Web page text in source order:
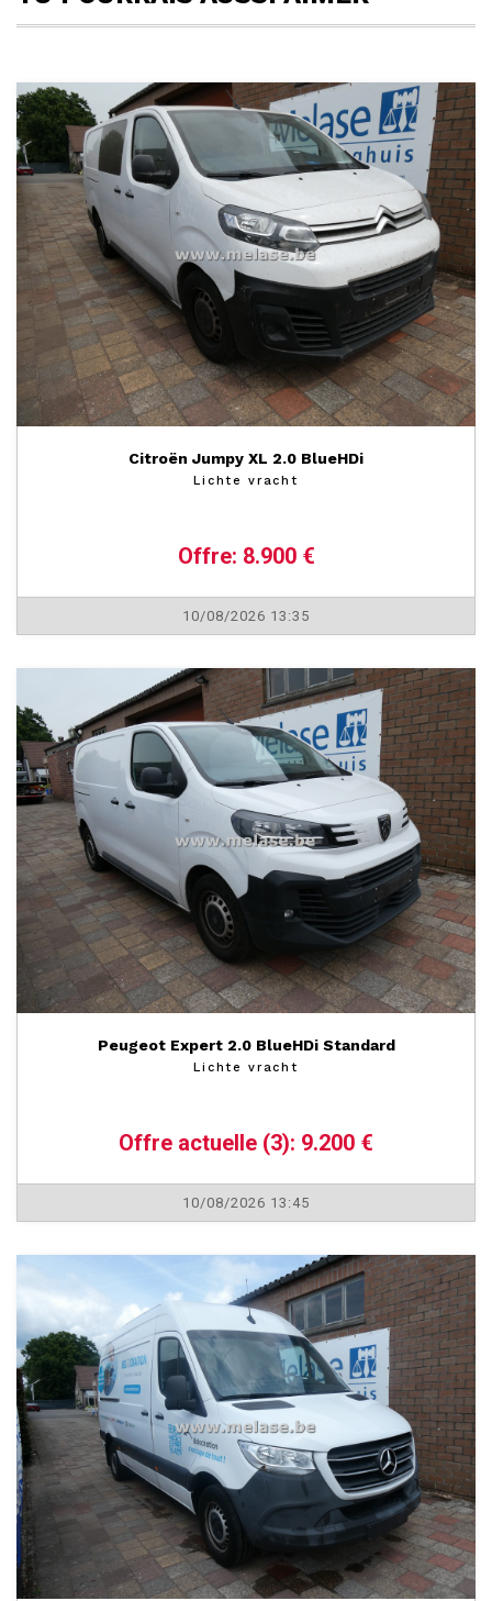
Citroën Jumpy XL 2.0 BlueHDi
Lichte vracht
Offre: 8.900 €
10/08/2026 13:35
Peugeot Expert 2.0 BlueHDi Standard
Lichte vracht
Offre actuelle (3): 9.200 €
10/08/2026 13:45